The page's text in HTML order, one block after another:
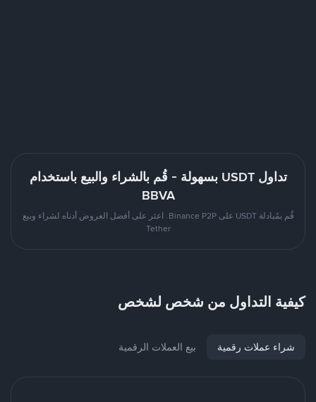
تداول USDT بسهولة - قُم بالشراء والبيع باستخدام
BBVA
قُم بمُبادلة USDT على Binance P2P. اعثر على أفضل العروض أدناه لشراء وبيع
Tether
كيفية التداول من شخص لشخص
شراء عملات رقمية بيع العملات الرقمية